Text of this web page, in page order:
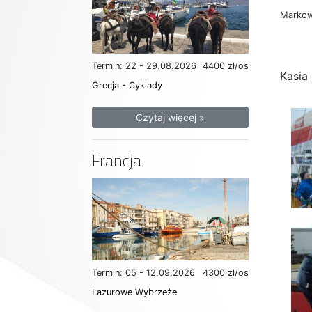
Kasia
Termin: 22 - 29.08.2026
4400 zł/os
Grecja - Cyklady
Czytaj więcej »
Francja
Termin: 05 - 12.09.2026
4300 zł/os
Lazurowe Wybrzeże